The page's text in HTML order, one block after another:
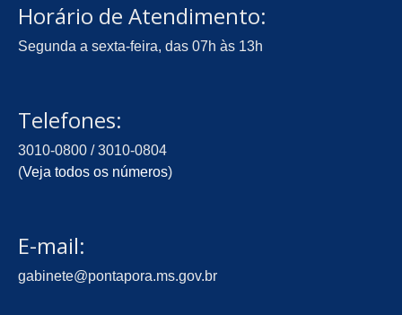
Horário de Atendimento:
Segunda a sexta-feira, das 07h às 13h
Telefones:
3010-0800 / 3010-0804
(Veja todos os números)
E-mail:
gabinete@pontapora.ms.gov.br